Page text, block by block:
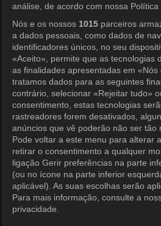
análise, de acordo com nossa Política
Nós e os nossos 1015 parceiros
a dados pessoais, como dados de
identificadores únicos, no seu
«Aceito», permite que as tecnologias
as finalidades apresentadas em
tratamos dados para as seguintes
contrário, selecionar «Rejeitar tudo»
consentimento, estas tecnologias
rastreadores forem desativados,
anúncios que vê poderão não ser tão
Pode voltar a este menu para alterar
retirar o consentimento a qualquer
ligação Gerir preferências na parte
(ou no ícone na parte inferior
aplicável). As suas escolhas serão
Para mais informação, consulte a
privacidade.